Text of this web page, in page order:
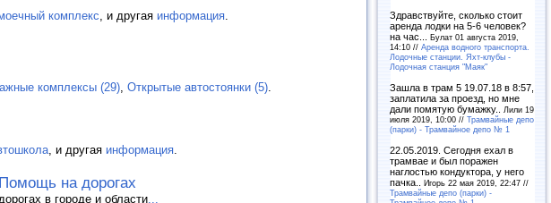
комплекс, и другая информация.
комплексы (29), Открытые автостоянки (5).
, и другая информация.
на дорогах
в городе и области...
Здравствуйте, сколько стоит
аренда лодки на 5-6 человек?
на час... Булат 01 августа 2019,
14:10 // Аренда водного транспорта.
Лодочные станции. Яхт-клубы -
Лодочная станция "Маяк"
Зашла в трам 5 19.07.18 в 8:57,
заплатила за проезд, но мне
дали помятую бумажку..
Лили 19
июля 2019, 10:00 // Трамвайные депо
(парки) - Трамвайное депо № 1
22.05.2019. Сегодня ехал в
трамвае и был поражен
наглостью кондуктора, у него
пачка.. Игорь 22 мая 2019, 22:47 //
Трамвайные депо (парки) -